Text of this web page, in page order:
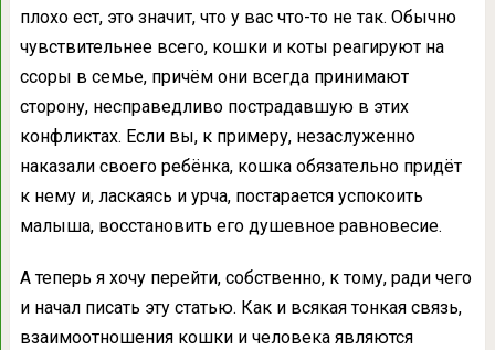
плохо ест, это значит, что у вас что-то не так. Обычно
чувствительнее всего, кошки и коты реагируют на
ссоры в семье, причём они всегда принимают
сторону, несправедливо пострадавшую в этих
конфликтах. Если вы, к примеру, незаслуженно
наказали своего ребёнка, кошка обязательно придёт
к нему и, ласкаясь и урча, постарается успокоить
малыша, восстановить его душевное равновесие.
А теперь я хочу перейти, собственно, к тому, ради чего
и начал писать эту статью. Как и всякая тонкая связь,
взаимоотношения кошки и человека являются